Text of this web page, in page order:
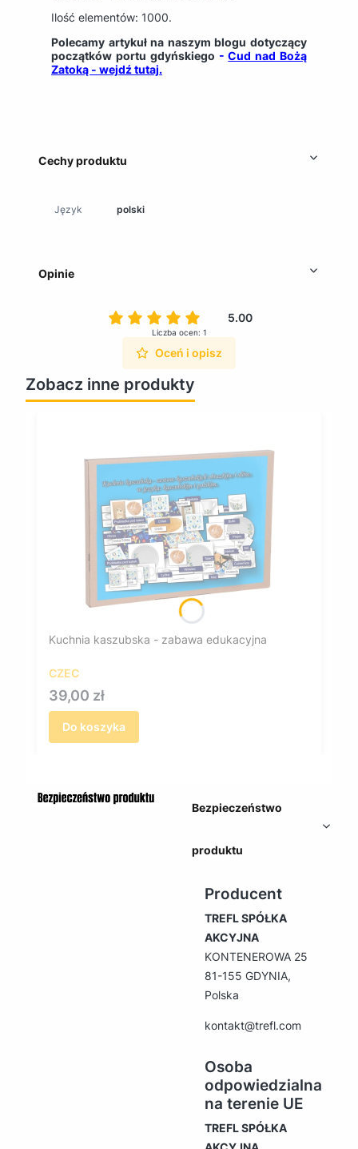
Ilość elementów: 1000.
Polecamy artykuł na naszym blogu dotyczący
początków portu gdyńskiego -Cud nad Bożą
Zatoką - wejdź tutaj.
Cechy produktu
Język polski
Opinie
5.00
Liczba ocen: 1
Oceń i opisz
Zobacz inne produkty
Kuchnia kaszubska - zabawa edukacyjna
CZEC
Cena
39,00 zł
Do koszyka
Bezpieczeństwo
produktu
Producent
TREFL SPÓŁKA
AKCYJNA
KONTENEROWA 25
81-155 GDYNIA,
Polska
kontakt@trefl.com
Osoba
odpowiedzialna
na terenie UE
TREFL SPÓŁKA